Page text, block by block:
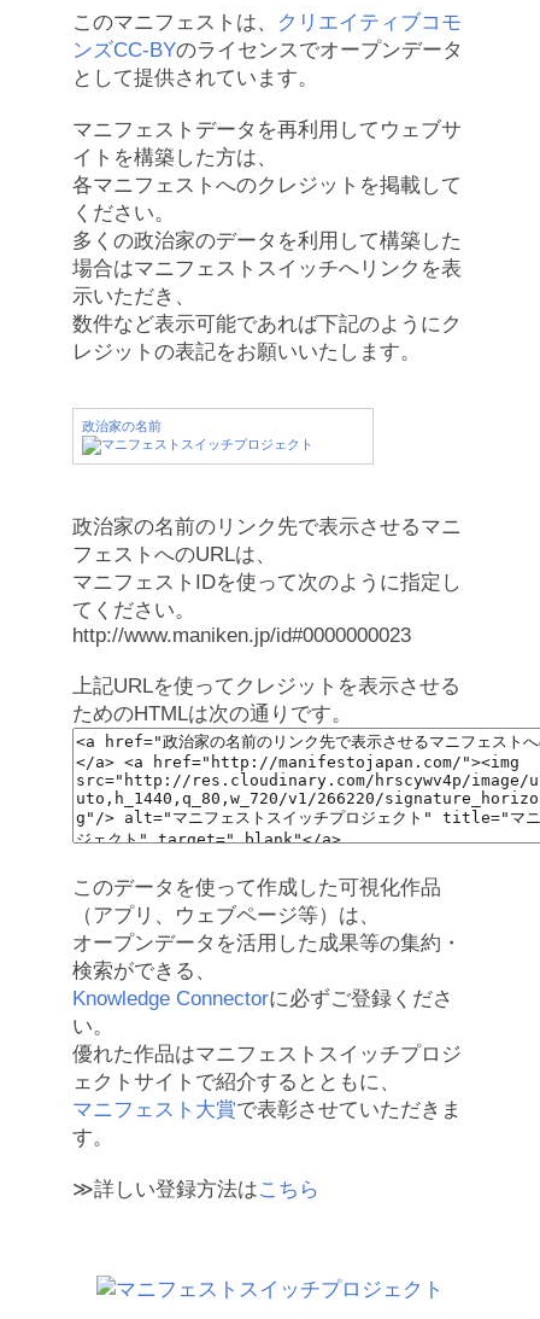
このマニフェストは、
クリエイティブコモ
ンズCC-BYのライセンスでオープンデータ
として提供されています。
マニフェストデータを再利用してウェブサ
イトを構築した方は、
各マニフェストへのクレジットを掲載して
ください。
多くの政治家のデータを利用して構築した
場合はマニフェストスイッチへリンクを表
示いただき、
数件など表示可能であれば下記のようにク
レジットの表記をお願いいたします。
政治家の名前
政治家の名前のリンク先で表示させるマニ
フェストへのURLは、
マニフェストIDを使って次のように指定し
てください。
http://www.maniken.jp/id#0000000023
上記URLを使ってクレジットを表示させる
ためのHTMLは次の通りです。
このデータを使って作成した可視化作品
（アプリ、ウェブページ等）は、
オープンデータを活用した成果等の集約・
検索ができる、
Knowledge Connectorに必ずご登録くださ
い。
優れた作品はマニフェストスイッチプロジ
ェクトサイトで紹介するとともに、
マニフェスト大賞で表彰させていただきま
す。
≫詳しい登録方法はこちら